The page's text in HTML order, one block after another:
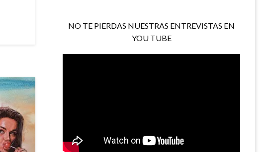
NO TE PIERDAS NUESTRAS ENTREVISTAS EN
YOU TUBE